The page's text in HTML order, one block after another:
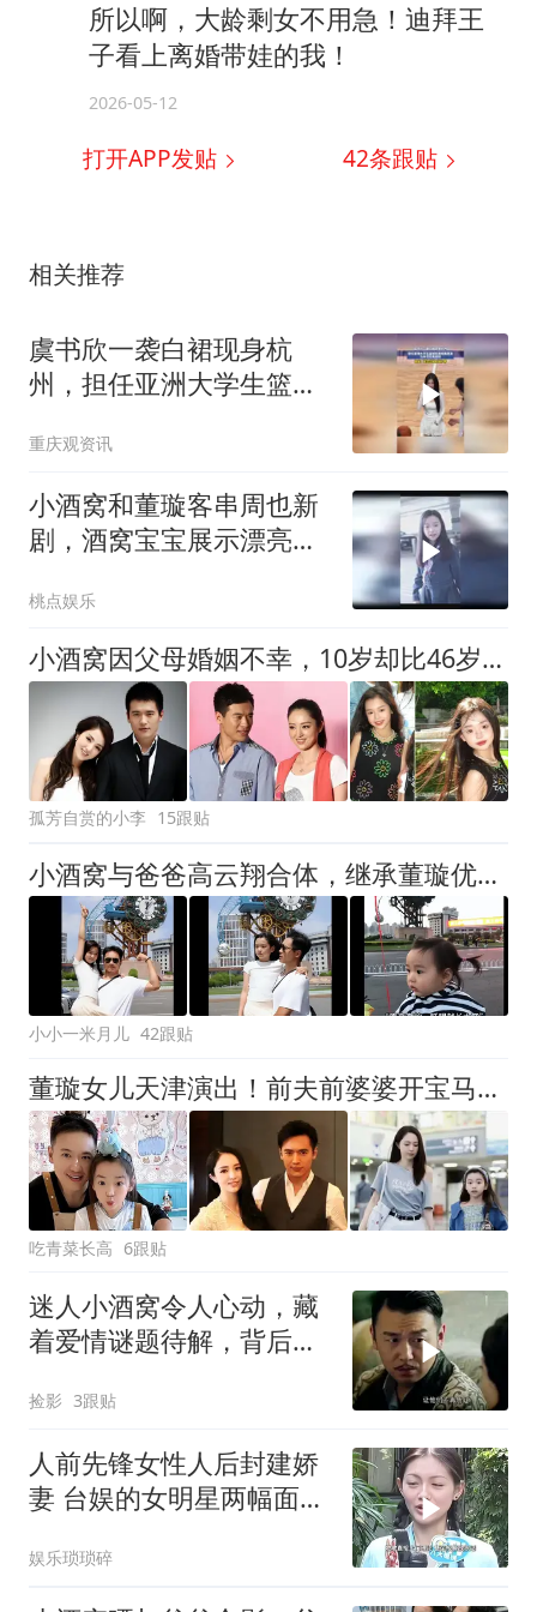
所以啊，大龄剩女不用急！迪拜王
子看上离婚带娃的我！
2026-05-12
打开APP发贴 42条跟贴
相关推荐
虞书欣一袭白裙现身杭
州，担任亚洲大学生篮球
赛跳球，网友：她怎么越
来越好看
重庆观资讯
小酒窝和董璇客串周也新
剧，酒窝宝宝展示漂亮小
后再次搭戏
桃点娱乐
小酒窝因父母婚姻不幸，10岁却比46岁董璇世故
孤芳自赏的小李 15跟贴
小酒窝与爸爸高云翔合体，继承董璇优秀基因，往事如烟！
小小一米月儿 42跟贴
董璇女儿天津演出！前夫前婆婆开宝马接酒窝，高云翔发福驼背显老
吃青菜长高 6跟贴
迷人小酒窝令人心动，藏
着爱情谜题待解，背后故
捡影 3跟贴
人前先锋女性人后封建娇
妻 台娱的女明星两幅面孔
娱乐琐琐碎